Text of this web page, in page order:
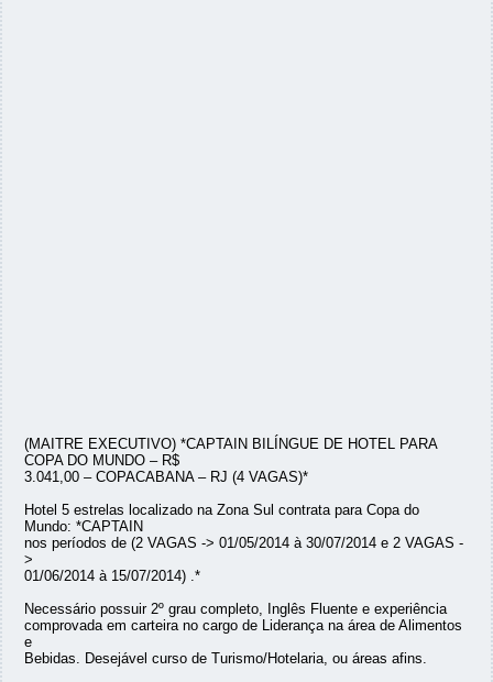
(MAITRE EXECUTIVO) *CAPTAIN BILÍNGUE DE HOTEL PARA
COPA DO MUNDO – R$
3.041,00 – COPACABANA – RJ (4 VAGAS)*
Hotel 5 estrelas localizado na Zona Sul contrata para Copa do
Mundo: *CAPTAIN
nos períodos de (2 VAGAS -> 01/05/2014 à 30/07/2014 e 2 VAGAS -
>
01/06/2014 à 15/07/2014) .*
Necessário possuir 2º grau completo, Inglês Fluente e experiência
comprovada em carteira no cargo de Liderança na área de Alimentos
e
Bebidas. Desejável curso de Turismo/Hotelaria, ou áreas afins.